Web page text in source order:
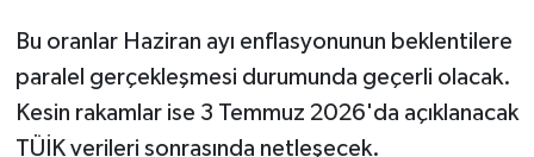
Bu oranlar Haziran ayı enflasyonunun beklentilere
paralel gerçekleşmesi durumunda geçerli olacak.
Kesin rakamlar ise 3 Temmuz 2026'da açıklanacak
TÜİK verileri sonrasında netleşecek.